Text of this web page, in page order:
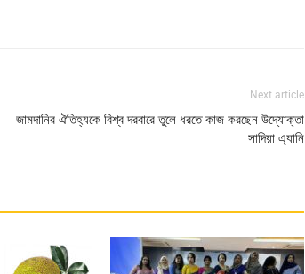
Next article
জামদানির ঐতিহ্যকে বিশ্ব দরবারে তুলে ধরতে কাজ করছেন উদ্যোক্তা
সাদিয়া এ্যানি